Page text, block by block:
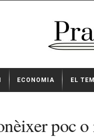
ECONOMIA EL
poc